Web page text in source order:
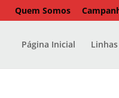
Quem Somos
Página Inicial